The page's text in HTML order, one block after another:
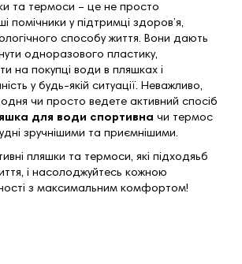
та термоси – це не просто
помічники у підтримці здоров’я,
способу життя. Вони дають
одноразового пластику,
на покупці води в пляшках і
у будь-якій ситуації. Неважливо,
чи просто ведете активний спосіб
для води спортивна чи термос
зручнішими та приємнішими.
пляшки та термоси, які підходяьб
і насолоджуйтесь кожною
з максимальним комфортом!